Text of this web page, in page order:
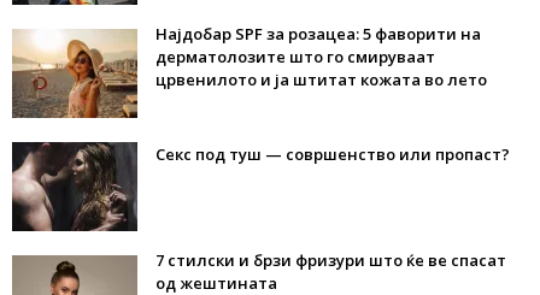
Најдобар SPF за розацеа: 5 фаворити на
дерматолозите што го смируваат
црвенилото и ја штитат кожата во лето
Секс под туш — совршенство или пропаст?
7 стилски и брзи фризури што ќе ве спасат
од жештината